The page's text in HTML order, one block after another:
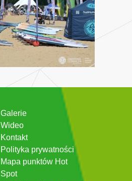
Galerie
Wideo
Kontakt
Polityka prywatności
Mapa punktów Hot
Spot